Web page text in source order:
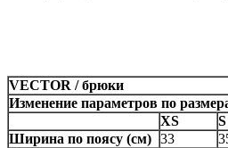
VECTOR / брюки
Изменение параметров по
XS
S
Ширина по поясу (см) 33